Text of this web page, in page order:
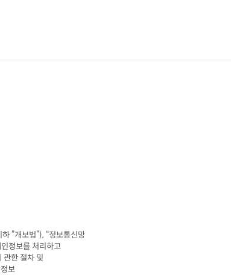
하 ”개보법”), “정보통신망
정보를 처리하고
관한 절차 및
보